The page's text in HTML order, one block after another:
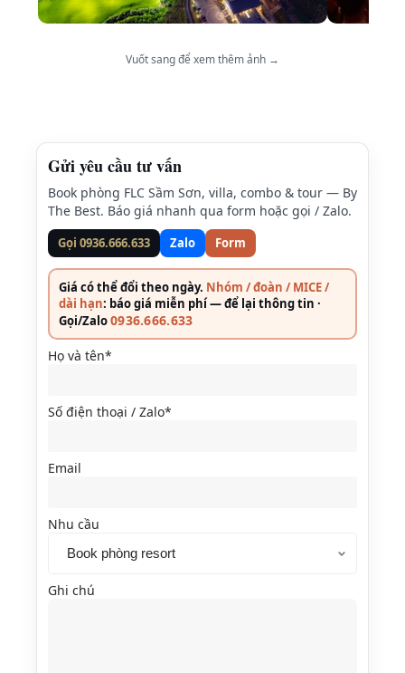
Vuốt sang để xem thêm ảnh →
Gửi yêu cầu tư vấn
Book phòng FLC Sầm Sơn, villa, combo & tour — By
The Best. Báo giá nhanh qua form hoặc gọi / Zalo.
Gọi 0936.666.633 Zalo Form
Giá có thể đổi theo ngày. Nhóm / đoàn / MICE /
dài hạn: báo giá miễn phí — để lại thông tin ·
Gọi/Zalo0936.666.633
Họ và tên*
Số điện thoại / Zalo*
Email
Nhu cầu
Ghi chú